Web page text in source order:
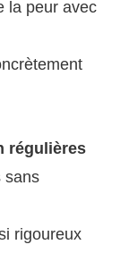
la peur avec
régulières
sans
rigoureux